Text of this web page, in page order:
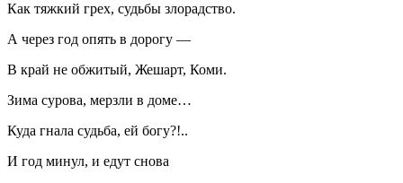
Как тяжкий грех, судьбы злорадство.
А через год опять в дорогу —
В край не обжитый, Жешарт, Коми.
Зима сурова, мерзли в доме…
Куда гнала судьба, ей богу?!..
И год минул, и едут снова